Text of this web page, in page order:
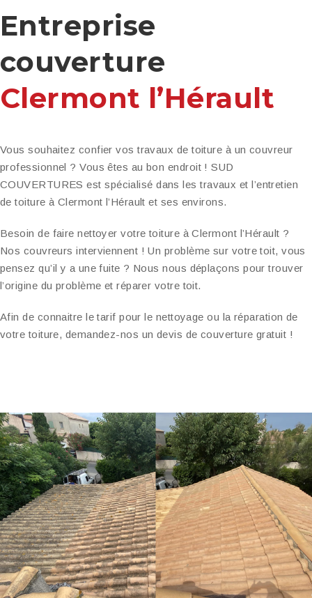
Entreprise
couverture
Clermont l’Hérault
Vous souhaitez confier vos travaux de toiture à un couvreur
professionnel ? Vous êtes au bon endroit ! SUD
COUVERTURES est spécialisé dans les travaux et l’entretien
de toiture à Clermont l’Hérault et ses environs.
Besoin de faire nettoyer votre toiture à Clermont l’Hérault ?
Nos couvreurs interviennent ! Un problème sur votre toit, vous
pensez qu’il y a une fuite ? Nous nous déplaçons pour trouver
l’origine du problème et réparer votre toit.
Afin de connaitre le tarif pour le nettoyage ou la réparation de
votre toiture, demandez-nos un devis de couverture gratuit !